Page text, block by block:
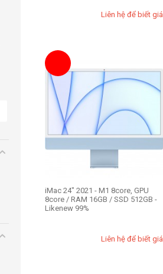
Liên hệ để biết giá
iMac 24" 2021 - M1 8core, GPU
8core / RAM 16GB / SSD 512GB -
Likenew 99%
Liên hệ để biết giá